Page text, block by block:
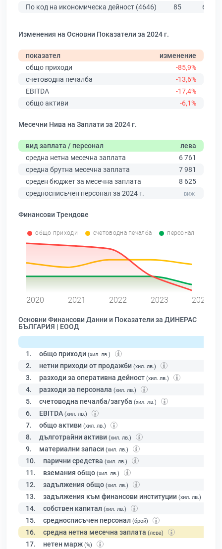
По код на икономическа дейност (4646)
85 674
Изменения на Основни Показатели за 2024 г.
показател
изменение
общо приходи
-85,9%
счетоводна печалба
-13,6%
EBITDA
-17,4%
общо активи
-6,1%
Месечни Нива на Заплати за 2024 г.
вид заплата / персонал
лева
средна нетна месечна заплата
6 761
средна брутна месечна заплата
7 981
среден бюджет за месечна заплата
8 625
средносписъчен персонал за 2024 г.
Финансови Трендове
общо приходи счетоводна печалба персонал
2020 2021 2022 2023 2024
Основни Финансови Данни и Показатели за ДИНЕРАС
БЪЛГАРИЯ | ЕООД
1. общо приходи (хил. лв.)
2. нетни приходи от продажби (хил. лв.)
3. разходи за оперативна дейност (хил. лв.)
4. разходи за персонала (хил. лв.)
5. счетоводна печалба/загуба (хил. лв.)
6. EBITDA (хил. лв.)
7. общо активи (хил. лв.)
8. дълготрайни активи (хил. лв.)
9. материални запаси (хил. лв.)
10. парични средства (хил. лв.)
11. вземания общо (хил. лв.)
12. задължения общо (хил. лв.)
13. задължения към финансови институции (хил. лв.)
14. собствен капитал (хил. лв.)
15. средносписъчен персонал (брой)
16. средна нетна месечна заплата (лева)
17. нетен марж (%)